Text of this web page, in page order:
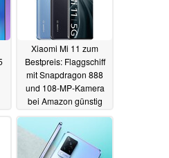
Xiaomi Mi 11 zum
Bestpreis: Flaggschiff
mit Snapdragon 888
und 108-MP-Kamera
bei Amazon günstig
wie nie19.07.2021